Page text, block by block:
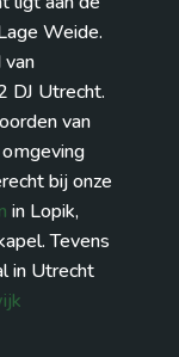
Weide.
DJ Utrecht.
van
bij onze
in Lopik,
Tevens
in Utrecht